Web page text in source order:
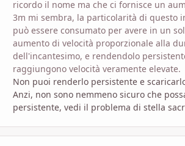
ricordo il nome ma che ci fornisce un
3m mi sembra, la particolarità di questo
può essere consumato per avere in un
aumento di velocità proporzionale alla
dell'incantesimo, e rendendolo
raggiungono velocità veramente elevate.
Non puoi renderlo persistente e
Anzi, non sono nemmeno sicuro che
persistente, vedi il problema di stella